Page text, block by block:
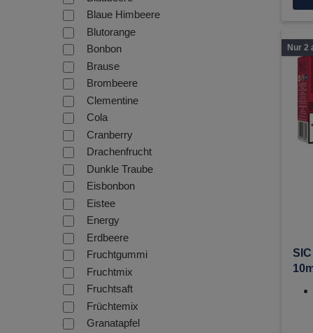
Blaue Himbeere
Blutorange
Bonbon
Brause
Brombeere
Clementine
Cola
Cranberry
Drachenfrucht
Dunkle Traube
Eisbonbon
Eistee
Energy
Erdbeere
Fruchtgummi
Fruchtmix
Fruchtsaft
Früchtemix
Granatapfel
Nur 2